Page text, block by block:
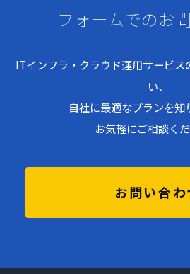
フォームでのお
ITインフラ・クラウド運用サービス
い、
自社に最適なプランを知
お気軽にご相談くだ
お問い合わ